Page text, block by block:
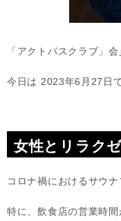
「アクトパスクラブ」会
今日は 2023年6月27日で
女性とリラク
コロナ禍におけるサウ
特に、飲食店の営業時